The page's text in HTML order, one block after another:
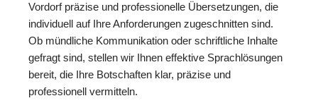
Vordorf präzise und professionelle Übersetzungen, die
individuell auf Ihre Anforderungen zugeschnitten sind.
Ob mündliche Kommunikation oder schriftliche Inhalte
gefragt sind, stellen wir Ihnen effektive Sprachlösungen
bereit, die Ihre Botschaften klar, präzise und
professionell vermitteln.